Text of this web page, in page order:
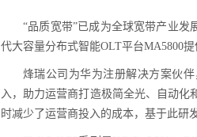
“品质宽带”已成为全球宽带产业发
代大容量分布式智能OLT平台MA5800提
烽瑞公司为华为注册解决方案伙
入，助力运营商打造极简全光、自动化
时减少了运营商投入的成本，基于此研